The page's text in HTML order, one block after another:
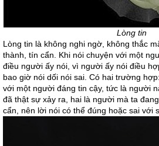
Lòng tin
Lòng tin là không nghi ngờ, không thắc
thành, tín cẩn. Khi nói chuyện với một
điều người ấy nói, vì người ấy nói điều
bao giờ nói dối nói sai. Có hai trường
với một người đáng tin cậy, tức là người
đã thật sự xảy ra, hai là người mà ta
cẩn, nên lời nói có thể đúng hoặc sai với